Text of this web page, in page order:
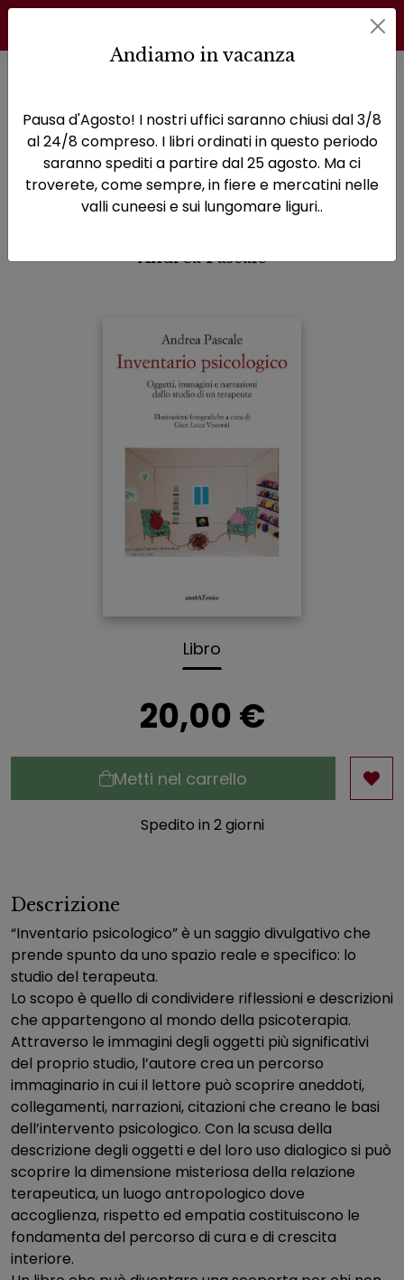
Inventario psicologico
Oggetti, immagini e narrazioni
dallo studio di un terapeuta
Andrea Pascale
Libro
20,00 €
Metti nel carrello
Spedito in 2 giorni
Descrizione
“Inventario psicologico” è un saggio divulgativo che
prende spunto da uno spazio reale e specifico: lo
studio del terapeuta.
Lo scopo è quello di condividere riflessioni e descrizioni
che appartengono al mondo della psicoterapia.
Attraverso le immagini degli oggetti più significativi
del proprio studio, l’autore crea un percorso
immaginario in cui il lettore può scoprire aneddoti,
collegamenti, narrazioni, citazioni che creano le basi
dell’intervento psicologico. Con la scusa della
descrizione degli oggetti e del loro uso dialogico si può
scoprire la dimensione misteriosa della relazione
terapeutica, un luogo antropologico dove
accoglienza, rispetto ed empatia costituiscono le
fondamenta del percorso di cura e di crescita
interiore.
Andiamo in vacanza
Pausa d'Agosto! I nostri uffici saranno chiusi dal 3/8
al 24/8 compreso. I libri ordinati in questo periodo
saranno spediti a partire dal 25 agosto. Ma ci
troverete, come sempre, in fiere e mercatini nelle
valli cuneesi e sui lungomare liguri..